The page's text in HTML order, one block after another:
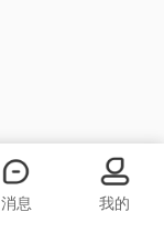
消息 我的